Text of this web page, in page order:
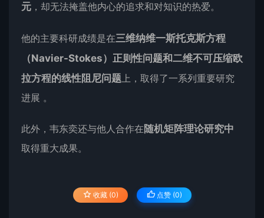
元 ，却无法掩盖他内心的追求和对知识的热爱。
他的主要科研成绩是在三维纳维一斯托克斯方程
（Navier-Stokes）正则性问题和二维不可压缩欧
拉方程的线性阻尼问题上，取得了一系列重要研究
进展 。
此外，韦东奕还与他人合作在随机矩阵理论研究中
取得重大成果。
收藏 (0) 点赞 (0)